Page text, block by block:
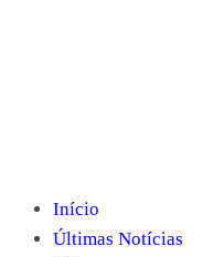
Início
Últimas Notícias